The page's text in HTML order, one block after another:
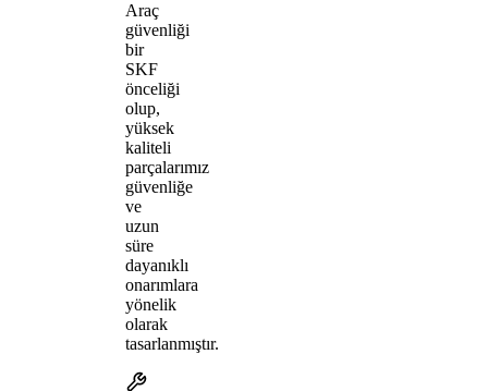
Araç
güvenliği
bir
SKF
önceliği
olup,
yüksek
kaliteli
parçalarımız
güvenliğe
ve
uzun
süre
dayanıklı
onarımlara
yönelik
olarak
tasarlanmıştır.